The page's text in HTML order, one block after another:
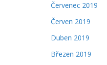
Červenec 2019
Červen 2019
Duben 2019
Březen 2019